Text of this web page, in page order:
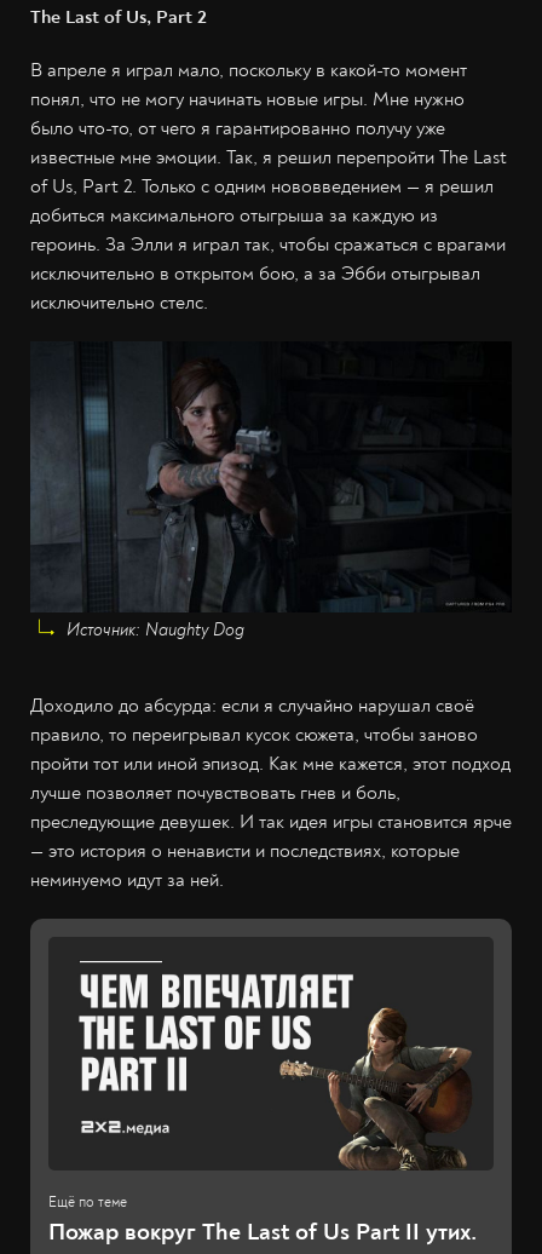
The Last of Us, Part 2
В апреле я играл мало, поскольку в какой-то момент
понял, что не могу начинать новые игры. Мне нужно
было что-то, от чего я гарантированно получу уже
известные мне эмоции. Так, я решил перепройти The Last
of Us, Part 2. Только с одним нововведением — я решил
добиться максимального отыгрыша за каждую из
героинь. За Элли я играл так, чтобы сражаться с врагами
исключительно в открытом бою, а за Эбби отыгрывал
исключительно стелс.
Источник: Naughty Dog
Доходило до абсурда: если я случайно нарушал своё
правило, то переигрывал кусок сюжета, чтобы заново
пройти тот или иной эпизод. Как мне кажется, этот подход
лучше позволяет почувствовать гнев и боль,
преследующие девушек. И так идея игры становится ярче
— это история о ненависти и последствиях, которые
неминуемо идут за ней.
Пожар вокруг The Last of Us Part II утих.